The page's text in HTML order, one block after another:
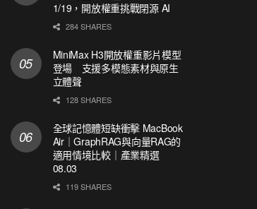
1/19，開放權重挑戰閉源 AI
284 SHARES
MiniMax H3開放權重影片模型
登場 支援多模態素材與原生
立體聲
128 SHARES
全球記憶體短缺衝擊 MacBook
Air｜GraphRAG與向量RAG的
適用情境比較｜產業精選
08.03
119 SHARES